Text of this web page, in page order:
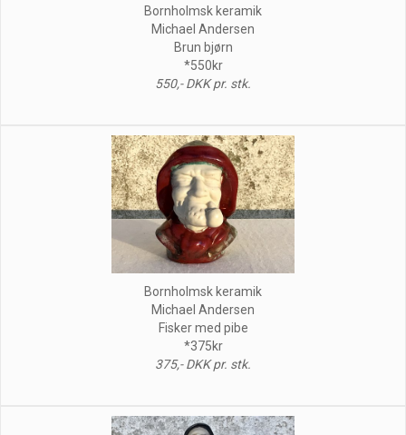
Bornholmsk keramik
Michael Andersen
Brun bjørn
*550kr
550,- DKK pr. stk.
Bornholmsk keramik
Michael Andersen
Fisker med pibe
*375kr
375,- DKK pr. stk.